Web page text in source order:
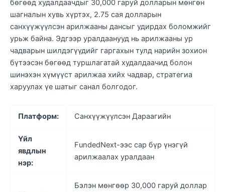
бөгөөд худалдаачдыг 30,000 гаруй долларын мөнгөн
шагналын хувь хүртэх, 2.75 сая долларын
санхүүжүүлсэн арилжааны дансыг удирдах боломжийг
урьж байна. Эдгээр уралдаанууд нь арилжааны ур
чадварын шилдэгүүдийг гаргахын тулд нарийн зохион
бүтээсэн бөгөөд туршлагатай худалдаачид болон
шинэхэн хүмүүст арилжаа хийх чадвар, стратегиа
харуулах үе шатыг санал болгодог.
Платформ: Санхүүжүүлсэн Дараагийн
Үйл
явдлын
нэр:
FundedNext-ээс сар бүр үнэгүй
арилжаалах уралдаан
Бэлэн мөнгөөр ​​30,000 гаруй доллар